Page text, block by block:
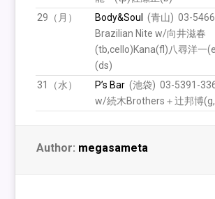
29（月）
Body&Soul
(青山) 03-
Brazilian Nite w/向井滋春
(tb,cello)Kana(fl)八尋洋一
(ds)
31（水）
P’s Bar (池袋) 03-5391-
w/続木Brothers＋辻邦博
Author: megasameta